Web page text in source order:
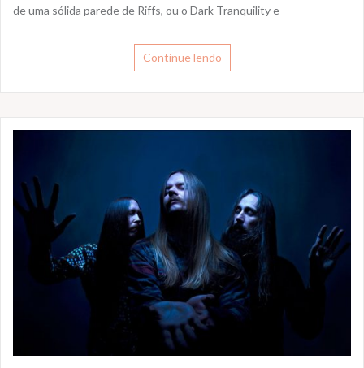
de uma sólida parede de Riffs, ou o Dark Tranquility e
Continue lendo